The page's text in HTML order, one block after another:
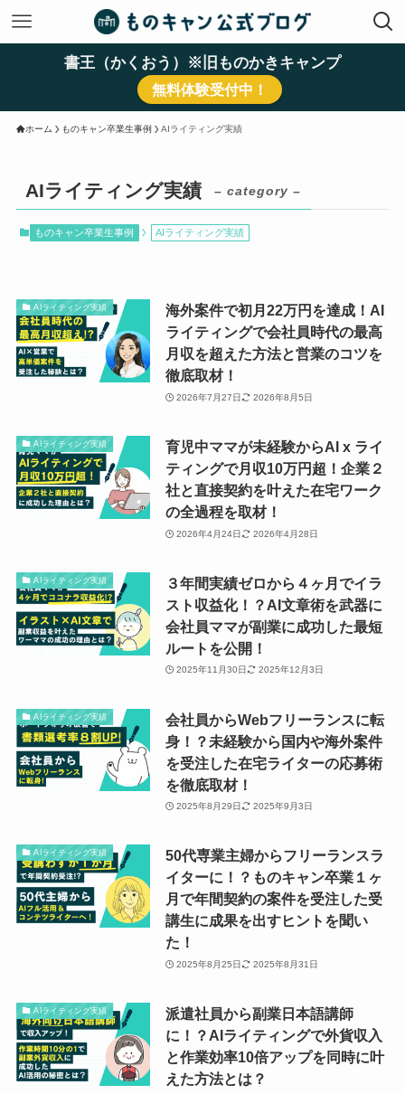
書王（かくおう）※旧ものかきキャンプ
無料体験受付中！
ホーム ものキャン卒業生事例 AIライティング実績
AIライティング実績 – category –
ものキャン卒業生事例 AIライティング実績
AIライティング実績
海外案件で初月22万円を達成！AI
ライティングで会社員時代の最高
月収を超えた方法と営業のコツを
徹底取材！
2026年7月27日 2026年8月5日
AIライティング実績
育児中ママが未経験からAI x ライ
ティングで月収10万円超！企業２
社と直接契約を叶えた在宅ワーク
の全過程を取材！
2026年4月24日 2026年4月28日
AIライティング実績
３年間実績ゼロから４ヶ月でイラ
スト収益化！？AI文章術を武器に
会社員ママが副業に成功した最短
ルートを公開！
2025年11月30日 2025年12月3日
AIライティング実績
会社員からWebフリーランスに転
身！？未経験から国内や海外案件
を受注した在宅ライターの応募術
を徹底取材！
2025年8月29日 2025年9月3日
AIライティング実績
50代専業主婦からフリーランスラ
イターに！？ものキャン卒業１ヶ
月で年間契約の案件を受注した受
講生に成果を出すヒントを聞い
た！
2025年8月25日 2025年8月31日
AIライティング実績
派遣社員から副業日本語講師
に！？AIライティングで外貨収入
と作業効率10倍アップを同時に叶
えた方法とは？